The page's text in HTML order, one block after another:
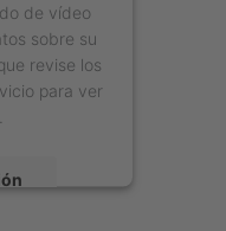
de vídeo
sobre su
revise los
para ver